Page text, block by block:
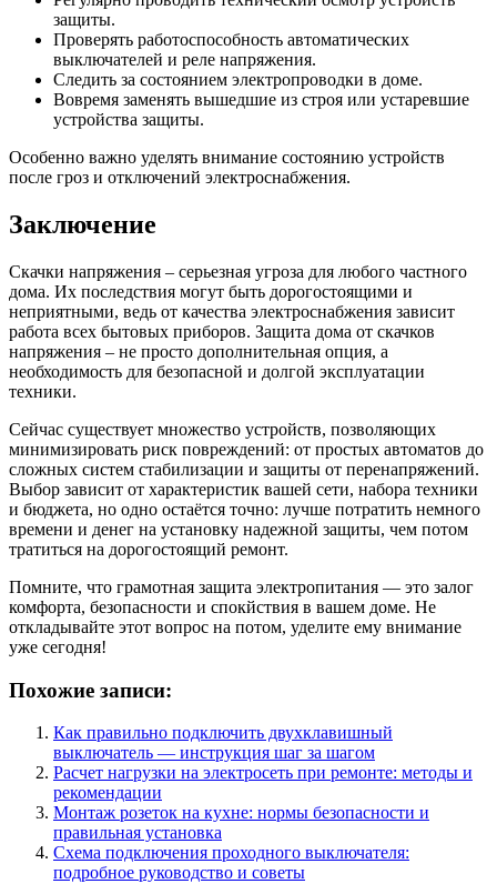
защиты.
Проверять работоспособность автоматических
выключателей и реле напряжения.
Следить за состоянием электропроводки в доме.
Вовремя заменять вышедшие из строя или устаревшие
устройства защиты.
Особенно важно уделять внимание состоянию устройств
после гроз и отключений электроснабжения.
Заключение
Скачки напряжения – серьезная угроза для любого частного
дома. Их последствия могут быть дорогостоящими и
неприятными, ведь от качества электроснабжения зависит
работа всех бытовых приборов. Защита дома от скачков
напряжения – не просто дополнительная опция, а
необходимость для безопасной и долгой эксплуатации
техники.
Сейчас существует множество устройств, позволяющих
минимизировать риск повреждений: от простых автоматов до
сложных систем стабилизации и защиты от перенапряжений.
Выбор зависит от характеристик вашей сети, набора техники
и бюджета, но одно остаётся точно: лучше потратить немного
времени и денег на установку надежной защиты, чем потом
тратиться на дорогостоящий ремонт.
Помните, что грамотная защита электропитания — это залог
комфорта, безопасности и спокйствия в вашем доме. Не
откладывайте этот вопрос на потом, уделите ему внимание
уже сегодня!
Похожие записи:
Как правильно подключить двухклавишный
выключатель — инструкция шаг за шагом
Расчет нагрузки на электросеть при ремонте: методы и
рекомендации
Монтаж розеток на кухне: нормы безопасности и
правильная установка
Схема подключения проходного выключателя:
подробное руководство и советы